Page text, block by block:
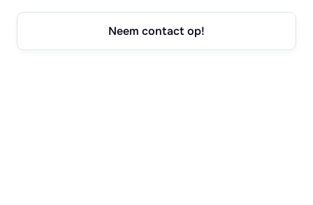
Neem contact op!